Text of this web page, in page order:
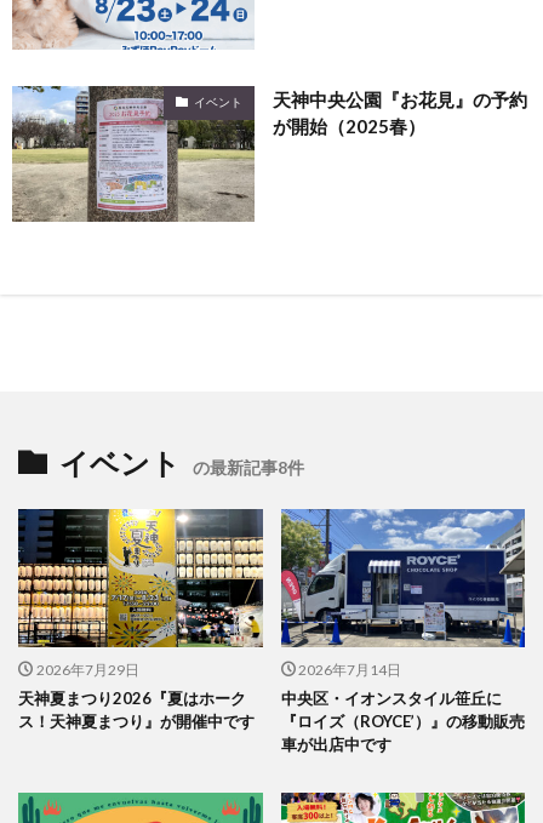
イベント
天神中央公園『お花見』の予約
が開始（2025春）
イベント の最新記事8件
2026年7月29日
天神夏まつり2026『夏はホーク
ス！天神夏まつり』が開催中です
2026年7月14日
中央区・イオンスタイル笹丘に
『ロイズ（ROYCE’）』の移動販売
車が出店中です